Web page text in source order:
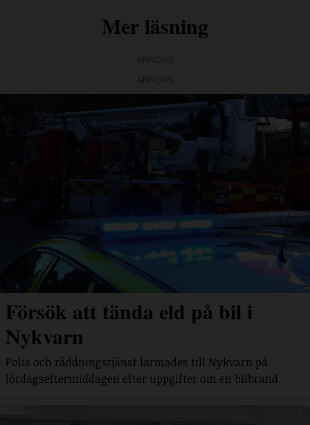
Mer läsning
Försök att tända eld på bil i
Nykvarn
Polis och räddningstjänst larmades till Nykvarn på
lördagseftermiddagen efter uppgifter om en bilbrand